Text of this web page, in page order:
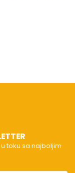
toku sa najboljim